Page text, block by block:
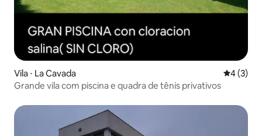
Vila ⋅ La Cavada 4 de
4 (3)
Grande vila com piscina e quadra de tênis privativos